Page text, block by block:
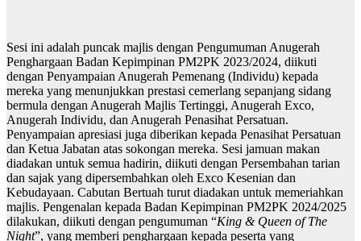
Sesi ini adalah puncak majlis dengan Pengumuman Anugerah
Penghargaan Badan Kepimpinan PM2PK 2023/2024, diikuti
dengan Penyampaian Anugerah Pemenang (Individu) kepada
mereka yang menunjukkan prestasi cemerlang sepanjang sidang
bermula dengan Anugerah Majlis Tertinggi, Anugerah Exco,
Anugerah Individu, dan Anugerah Penasihat Persatuan.
Penyampaian apresiasi juga diberikan kepada Penasihat Persatuan
dan Ketua Jabatan atas sokongan mereka. Sesi jamuan makan
diadakan untuk semua hadirin, diikuti dengan Persembahan tarian
dan sajak yang dipersembahkan oleh Exco Kesenian dan
Kebudayaan. Cabutan Bertuah turut diadakan untuk memeriahkan
majlis. Pengenalan kepada Badan Kepimpinan PM2PK 2024/2025
dilakukan, diikuti dengan pengumuman “King & Queen of The
Night”, yang memberi penghargaan kepada peserta yang